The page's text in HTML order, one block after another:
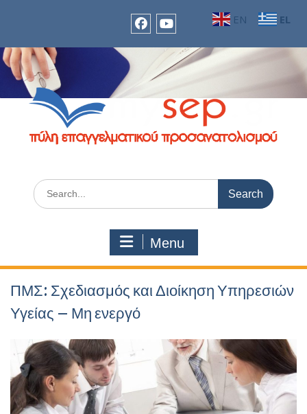
Search
for:
Menu
ΠΜΣ: Σχεδιασμός και Διοίκηση Υπηρεσιών
Υγείας – Μη ενεργό
EN EL